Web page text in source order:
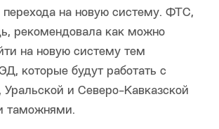
перехода на новую систему. ФТС,
рекомендовала как можно
на новую систему тем
которые будут работать с
и Северо-Кавказской
таможнями.